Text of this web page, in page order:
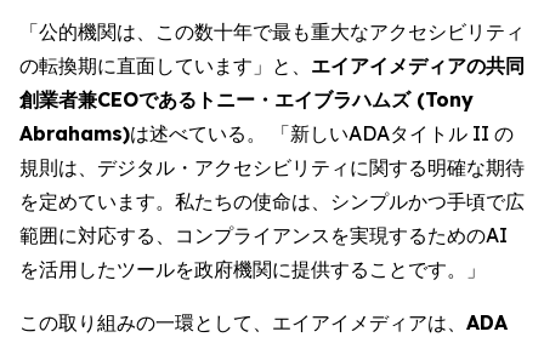
「公的機関は、この数十年で最も重大なアクセシビリティ
の転換期に直面しています」と、 エイアイメディアの共同
創業者兼CEOであるトニー・エイブラハムズ (Tony
Abrahams)は述べている。 「新しいADAタイトル II の
規則は、デジタル・アクセシビリティに関する明確な期待
を定めています。私たちの使命は、シンプルかつ手頃で広
範囲に対応する、コンプライアンスを実現するためのAI
を活用したツールを政府機関に提供することです。」
この取り組みの一環として、エイアイメディアは、 ADA